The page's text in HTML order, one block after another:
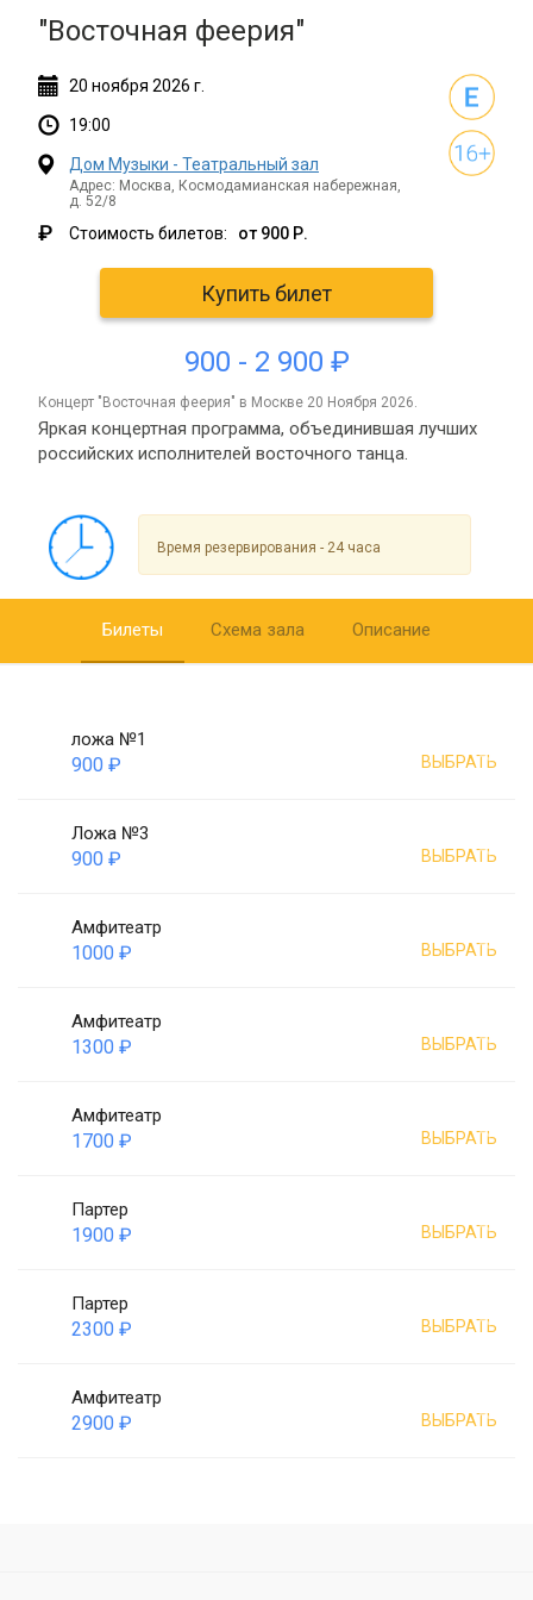
"Восточная феерия"
20 ноября 2026 г.
19:00
Дом Музыки - Театральный зал
Адрес: Москва, Космодамианская набережная,
д. 52/8
₽ Стоимость билетов: от 900 Р.
Купить билет
900 - 2 900 ₽
концерт "Восточная феерия" в Москве 20 Ноября 2026.
Яркая концертная программа, объединившая лучших
российских исполнителей восточного танца.
Время резервирования - 24 часа
Билеты Схема зала Описание
ложа №1
900 ₽ ВЫБРАТЬ
Ложа №3
900 ₽ ВЫБРАТЬ
Амфитеатр
1000 ₽ ВЫБРАТЬ
Амфитеатр
1300 ₽ ВЫБРАТЬ
Амфитеатр
1700 ₽ ВЫБРАТЬ
Партер
1900 ₽ ВЫБРАТЬ
Партер
2300 ₽ ВЫБРАТЬ
Амфитеатр
2900 ₽ ВЫБРАТЬ